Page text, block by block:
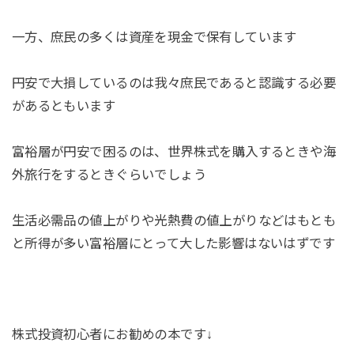
一方、庶民の多くは資産を現金で保有しています
円安で大損しているのは我々庶民であると認識する必要
があるともいます
富裕層が円安で困るのは、世界株式を購入するときや海
外旅行をするときぐらいでしょう
生活必需品の値上がりや光熱費の値上がりなどはもとも
と所得が多い富裕層にとって大した影響はないはずです
株式投資初心者にお勧めの本です↓